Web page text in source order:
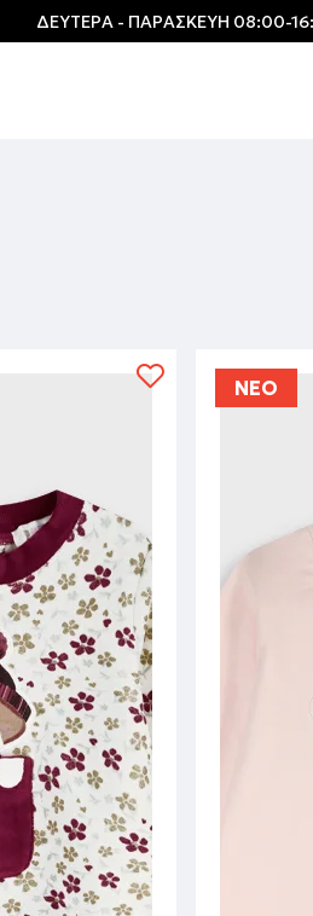
ΔΕΥΤΕΡΑ - ΠΑΡΑΣΚΕΥΗ 08:00-
ΝΕΟ